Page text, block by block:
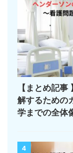
【まとめ記
解するための
学までの全体
4